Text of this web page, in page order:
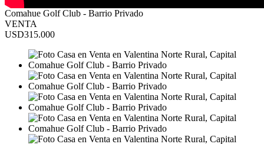
Comahue Golf Club - Barrio Privado
VENTA
USD315.000